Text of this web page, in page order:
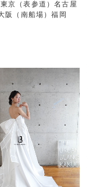
京（表参道）名古屋
阪（南船場）福岡